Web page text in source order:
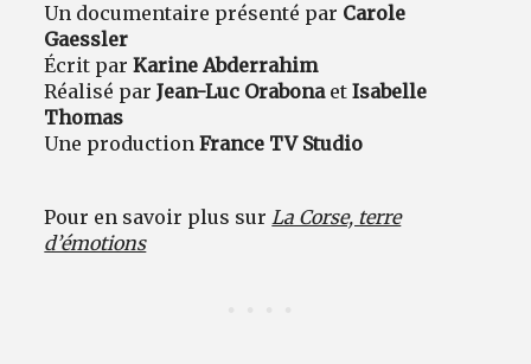
Un documentaire présenté par Carole
Gaessler
Écrit parKarine Abderrahim
Réalisé parJean-Luc OrabonaetIsabelle
Thomas
Une productionFrance TV Studio
Pour en savoir plus surLa Corse, terre
d’émotions